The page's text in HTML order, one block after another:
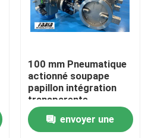
100 mm Pneumatique
actionné soupape
papillon intégration
transparente
Résistance à la
corrosionenvoyer une